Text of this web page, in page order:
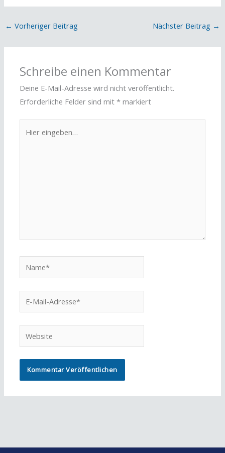
← Vorheriger Beitrag Nächster Beitrag →
Schreibe einen Kommentar
Deine E-Mail-Adresse wird nicht veröffentlicht.
Erforderliche Felder sind mit* markiert
eingeben…
Mail-
Adresse*
Website